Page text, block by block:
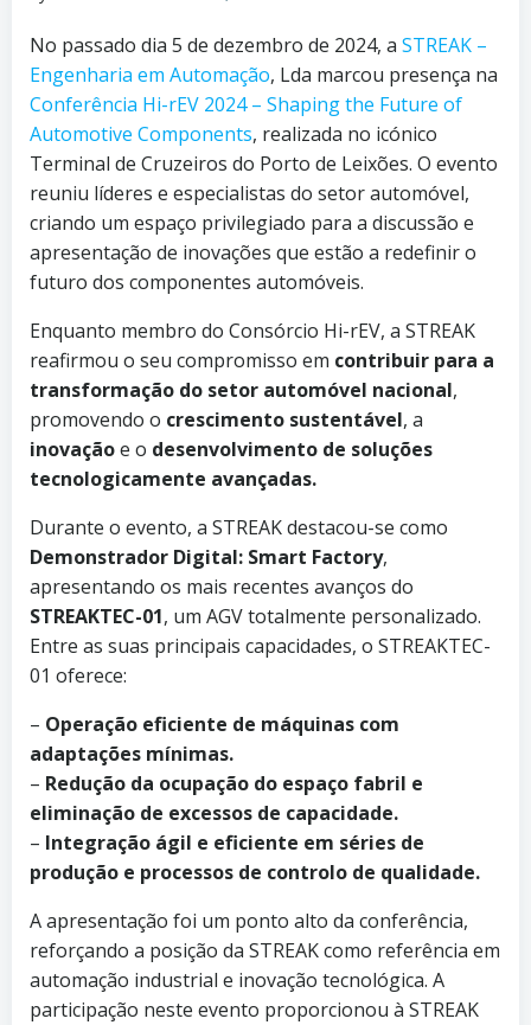
No passado dia 5 de dezembro de 2024, a STREAK –
Engenharia em Automação, Lda marcou presença na
Conferência Hi-rEV 2024 – Shaping the Future of
Automotive Components, realizada no icónico
Terminal de Cruzeiros do Porto de Leixões. O evento
reuniu líderes e especialistas do setor automóvel,
criando um espaço privilegiado para a discussão e
apresentação de inovações que estão a redefinir o
futuro dos componentes automóveis.
Enquanto membro do Consórcio Hi-rEV, a STREAK
reafirmou o seu compromisso em contribuir para a
transformação do setor automóvel nacional,
promovendo o crescimento sustentável, a
inovaçãoe o desenvolvimento de soluções
tecnologicamente avançadas.
Durante o evento, a STREAK destacou-se como
Demonstrador Digital: Smart Factory,
apresentando os mais recentes avanços do
STREAKTEC-01, um AGV totalmente personalizado.
Entre as suas principais capacidades, o STREAKTEC-
01 oferece:
– Operação eficiente de máquinas com
adaptações mínimas.
– Redução da ocupação do espaço fabril e
eliminação de excessos de capacidade.
– Integração ágil e eficiente em séries de
produção e processos de controlo de qualidade.
A apresentação foi um ponto alto da conferência,
reforçando a posição da STREAK como referência em
automação industrial e inovação tecnológica. A
participação neste evento proporcionou à STREAK